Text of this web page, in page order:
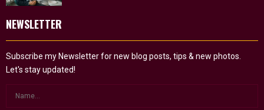
NEWSLETTER
Subscribe my Newsletter for new blog posts, tips & new photos.
Let's stay updated!